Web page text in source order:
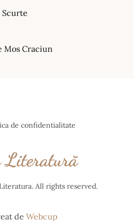
Scurte
Mos Craciun
de confidentialitate
All rights reserved.
de Webcup